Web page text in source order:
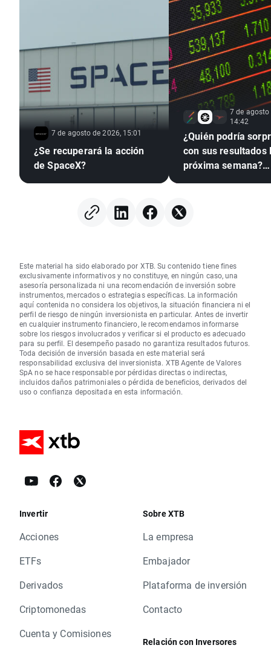
7 de agosto de 2026, 15:01
¿Se recuperará la acción
de SpaceX?
7 de agosto
14:42
¿Quién podría
con sus resultados
próxima semana?
Este material ha sido elaborado por XTB. Su contenido tiene fines
exclusivamente informativos y no constituye, en ningún caso, una
asesoría personalizada ni una recomendación de inversión sobre
instrumentos, mercados o estrategias específicas. La información
aquí contenida no considera los objetivos, la situación financiera ni el
perfil de riesgo de ningún inversionista en particular. Antes de invertir
en cualquier instrumento financiero, le recomendamos informarse
sobre los riesgos involucrados y verificar si el producto es adecuado
para su perfil. El desempeño pasado no garantiza resultados futuros.
Toda decisión de inversión basada en este material será
responsabilidad exclusiva del inversionista. XTB Agente de Valores
SpA no se hace responsable por pérdidas directas o indirectas,
incluidos daños patrimoniales o pérdida de beneficios, derivados del
uso o confianza depositada en esta información.
Invertir
Acciones
ETFs
Derivados
Criptomonedas
Cuenta y Comisiones
Sobre XTB
La empresa
Embajador
Plataforma de inversión
Contacto
Relación con Inversores